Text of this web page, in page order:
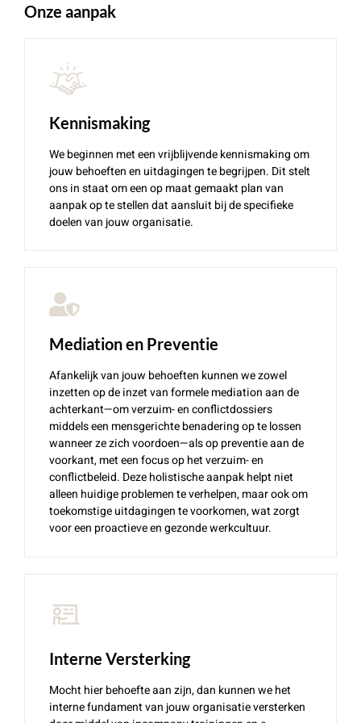
Onze aanpak
Kennismaking
We beginnen met een vrijblijvende kennismaking om
jouw behoeften en uitdagingen te begrijpen. Dit stelt
ons in staat om een op maat gemaakt plan van
aanpak op te stellen dat aansluit bij de specifieke
doelen van jouw organisatie.
Mediation en Preventie
Afankelijk van jouw behoeften kunnen we zowel
inzetten op de inzet van formele mediation aan de
achterkant—om verzuim- en conflictdossiers
middels een mensgerichte benadering op te lossen
wanneer ze zich voordoen—als op preventie aan de
voorkant, met een focus op het verzuim- en
conflictbeleid. Deze holistische aanpak helpt niet
alleen huidige problemen te verhelpen, maar ook om
toekomstige uitdagingen te voorkomen, wat zorgt
voor een proactieve en gezonde werkcultuur.
Interne Versterking
Mocht hier behoefte aan zijn, dan kunnen we het
interne fundament van jouw organisatie versterken